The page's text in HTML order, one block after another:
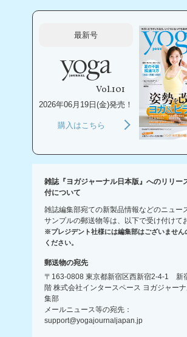
最新号
Vol.101
2026年06月19日(金)発売！
購入はこちら
雑誌『ヨガジャーナル日本版』へのリリー
付について
雑誌編集部宛ての新製品情報などのニュー
サンプルの郵送物等は、以下で受け付けて
※プレジデント社様には編集部はございません
ください。
郵送物の宛先
〒163-0808 東京都新宿区西新宿2-4-1 新
階 株式会社インタースペース ヨガジャー
集部
メールニュース等の宛先：
support@yogajournaljapan.jp